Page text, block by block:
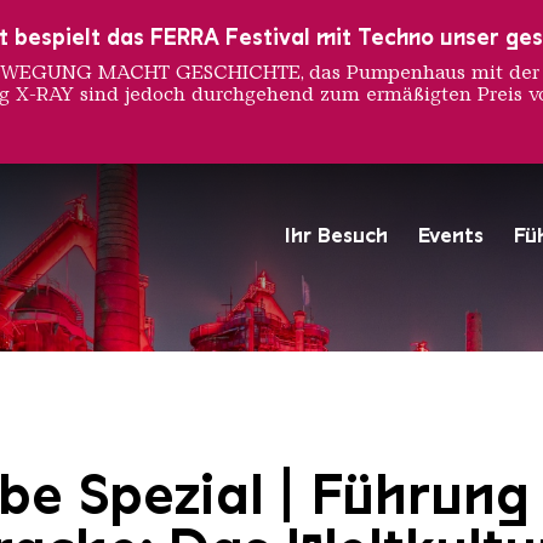
Ihr Besuch Events
Hochofengruppe in Rot
Copyright:
Spezial |
bespielt das FERRA Festival mit Techno unser
MACHT GESCHICHTE, das Pumpenhaus mit
RAY sind jedoch durchgehend zum ermäßigten Preis